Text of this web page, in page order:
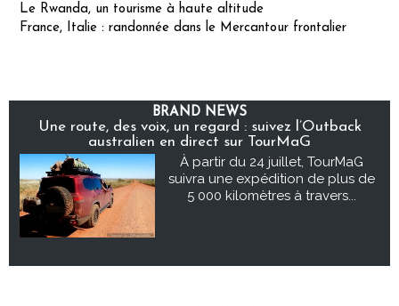
Le Rwanda, un tourisme à haute altitude
France, Italie : randonnée dans le Mercantour frontalier
BRAND NEWS
Une route, des voix, un regard : suivez l’Outback
australien en direct sur TourMaG
À partir du 24 juillet, TourMaG
suivra une expédition de plus de
5 000 kilomètres à travers...